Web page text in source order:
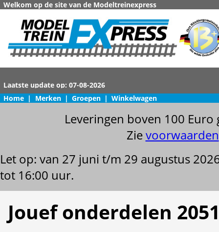
Welkom op de site van de Modeltreinexpress
Home | Merken | Groepen | Winkelwagen
Leveringen boven 100
Zievoorwaarden
Let op: van 27 juni t/m 29 augustus
tot 16:00 uur.
Jouef onderdelen